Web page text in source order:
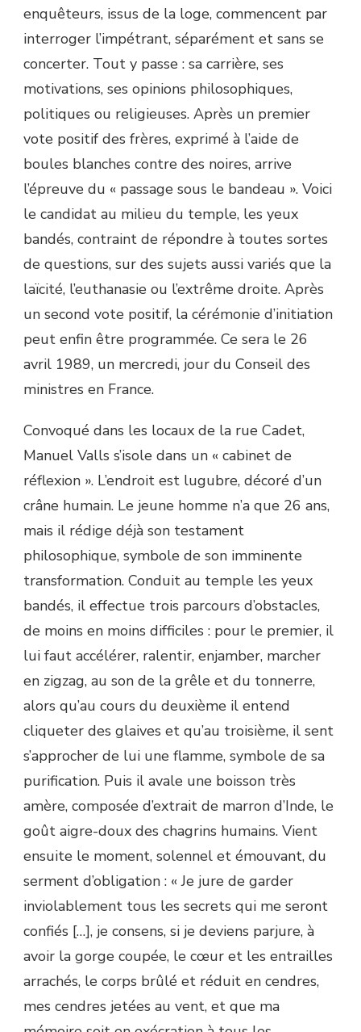
enquêteurs, issus de la loge, commencent par
interroger l’impétrant, séparément et sans se
concerter. Tout y passe : sa carrière, ses
motivations, ses opinions philosophiques,
politiques ou religieuses. Après un premier
vote positif des frères, exprimé à l’aide de
boules blanches contre des noires, arrive
l’épreuve du « passage sous le bandeau ». Voici
le candidat au milieu du temple, les yeux
bandés, contraint de répondre à toutes sortes
de questions, sur des sujets aussi variés que la
laïcité, l’euthanasie ou l’extrême droite. Après
un second vote positif, la cérémonie d’initiation
peut enfin être programmée. Ce sera le 26
avril 1989, un mercredi, jour du Conseil des
ministres en France.
Convoqué dans les locaux de la rue Cadet,
Manuel Valls s’isole dans un « cabinet de
réflexion ». L’endroit est lugubre, décoré d’un
crâne humain. Le jeune homme n’a que 26 ans,
mais il rédige déjà son testament
philosophique, symbole de son imminente
transformation. Conduit au temple les yeux
bandés, il effectue trois parcours d’obstacles,
de moins en moins difficiles : pour le premier, il
lui faut accélérer, ralentir, enjamber, marcher
en zigzag, au son de la grêle et du tonnerre,
alors qu’au cours du deuxième il entend
cliqueter des glaives et qu’au troisième, il sent
s’approcher de lui une flamme, symbole de sa
purification. Puis il avale une boisson très
amère, composée d’extrait de marron d’Inde, le
goût aigre-doux des chagrins humains. Vient
ensuite le moment, solennel et émouvant, du
serment d’obligation : « Je jure de garder
inviolablement tous les secrets qui me seront
confiés […], je consens, si je deviens parjure, à
avoir la gorge coupée, le cœur et les entrailles
arrachés, le corps brûlé et réduit en cendres,
mes cendres jetées au vent, et que ma